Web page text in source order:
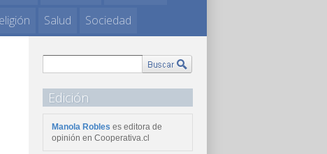
Salud Sociedad
Edición
Manola Robles es editora de
opinión en Cooperativa.cl